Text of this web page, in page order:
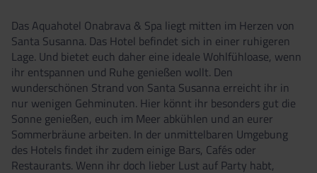
Das Aquahotel Onabrava & Spa liegt mitten im Herzen von
Santa Susanna. Das Hotel befindet sich in einer ruhigeren
Lage. Und bietet euch daher eine ideale Wohlfühloase, wenn
ihr entspannen und Ruhe genießen wollt. Den
wunderschönen Strand von Santa Susanna erreicht ihr in
nur wenigen Gehminuten. Hier könnt ihr besonders gut die
Sonne genießen, euch im Meer abkühlen und an eurer
Sommerbräune arbeiten. In der unmittelbaren Umgebung
des Hotels findet ihr zudem einige Bars, Cafés oder
Restaurants. Wenn ihr doch lieber Lust auf Party habt,